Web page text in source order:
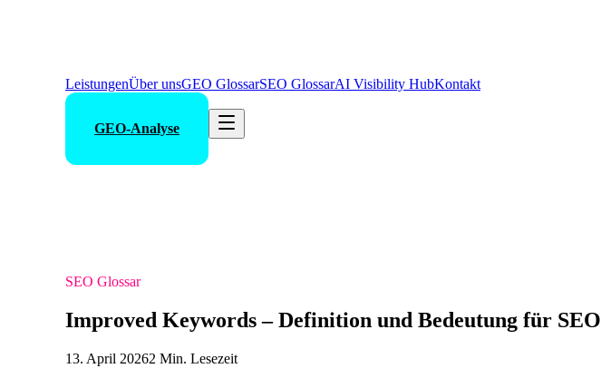
LeistungenÜber unsGEO GlossarSEO GlossarAI Visibility HubKontakt
GEO-Analyse
SEO Glossar
Improved Keywords – Definition und Bedeutung für SEO
13. April 20262 Min. Lesezeit